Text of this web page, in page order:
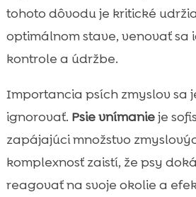
tohoto dôvodu je kritické
optimálnom stave, venovať sa
kontrole a údržbe.
Importancia psích zmyslov sa
ignorovať. Psie vnímanieje
zapájajúci množstvo
komplexnosť zaistí, že psy
reagovať na svoje okolie a